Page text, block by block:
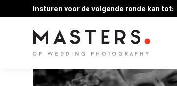
Insturen voor de volgende ronde kan tot: